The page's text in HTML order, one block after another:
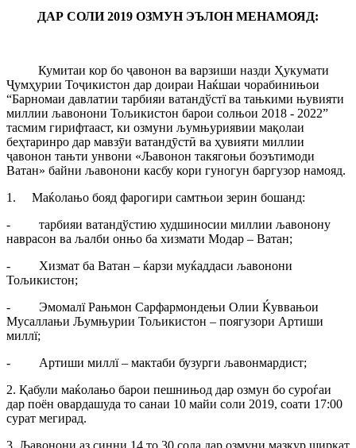
ДАР СОЛИ 2019 ОЗМУН ЭЪЛОН МЕНАМОЯД:
Кумитаи кор бо ҷавонон ва варзиши назди Ҳукумати
Ҷумҳурии Тоҷикистон дар доираи Наќшаи чорабинињои
“Барномаи давлатии тарбияи ватандўстї ва тањкими њувияти
миллии љавонони Тољикистон барои солњои 2018 - 2022”
тасмим гирифтааст, ки озмуни љумњуриявии мақолаи
беҳтаринро дар мавзӯи ватандӯстӣ ва ҳувияти миллии
ҷавонон тањти унвони «Љавонон такягоњи боэътимоди
Ватан» байни љавонони касбу кори гуногун баргузор намояд.
1. Маќолањо бояд фарогири самтњои зерин бошанд:
- тарбияи ватандўстию худшиносии миллии љавонону
наврасон ва љалби онњо ба хизмати Модар – Ватан;
- Хизмат ба Ватан – ќарзи муќаддаси љавонони
Тољикистон;
- Эмомалї Рањмон Сарфармондењи Олии Ќуввањои
Мусаллањи Љумњурии Тољикистон – поягузори Артиши
миллї;
- Артиши миллї – мактаби бузурги љавонмардист;
2. Қабули маќолањо барои пешнињод дар озмун бо суроѓаи
дар поён овардашуда то санаи 10 майи соли 2019, соати 17:00
сурат мегирад.